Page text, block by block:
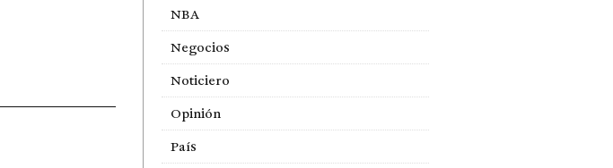
NBA
Negocios
Noticiero
Opinión
País